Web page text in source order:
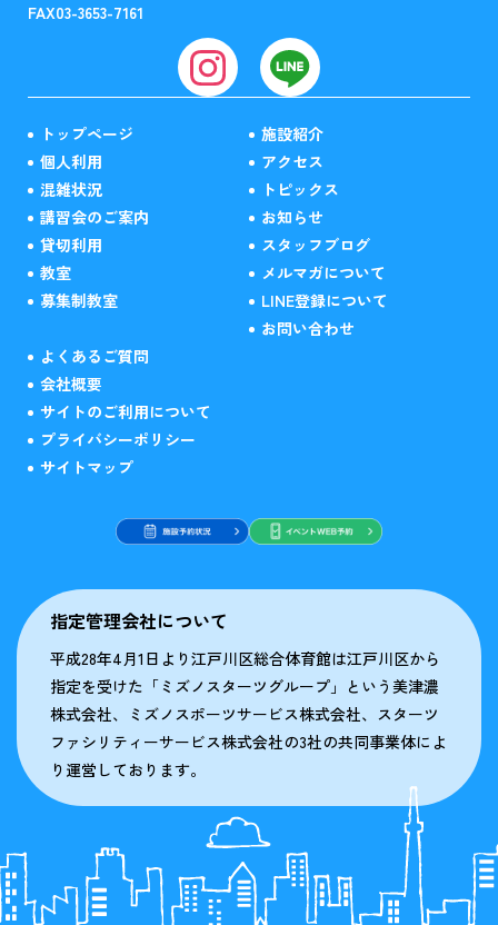
FAX03-3653-7161
トップページ
個人利用
混雑状況
講習会のご案内
貸切利用
教室
募集制教室
施設紹介
アクセス
トピックス
お知らせ
スタッフブログ
メルマガについて
LINE登録について
お問い合わせ
よくあるご質問
会社概要
サイトのご利用について
プライバシーポリシー
サイトマップ
指定管理会社について
平成28年4月1日より江戸川区総合体育館は江戸川区から
指定を受けた「ミズノスターツグループ」という美津濃
株式会社、ミズノスポーツサービス株式会社、スターツ
ファシリティーサービス株式会社の3社の共同事業体によ
り運営しております。